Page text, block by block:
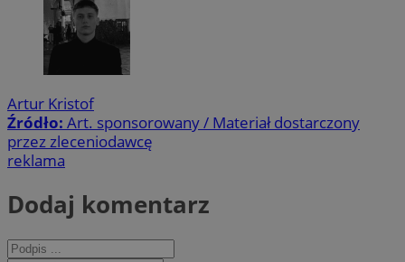
Artur Kristof
Źródło: Art. sponsorowany / Materiał dostarczony
przez zleceniodawcę
reklama
Dodaj komentarz